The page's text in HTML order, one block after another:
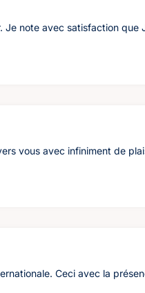
Je note avec satisfaction que
vous avec infiniment de
Ceci avec la